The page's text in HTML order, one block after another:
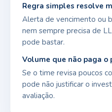
Regra simples resolve
Alerta de vencimento ou
nem sempre precisa de
pode bastar.
Volume que não paga o
Se o time revisa poucos
pode não justificar o
avaliação.